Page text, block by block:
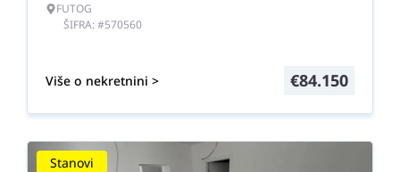
FUTOG
ŠIFRA: #570560
Više o nekretnini > €84.150
Stanovi